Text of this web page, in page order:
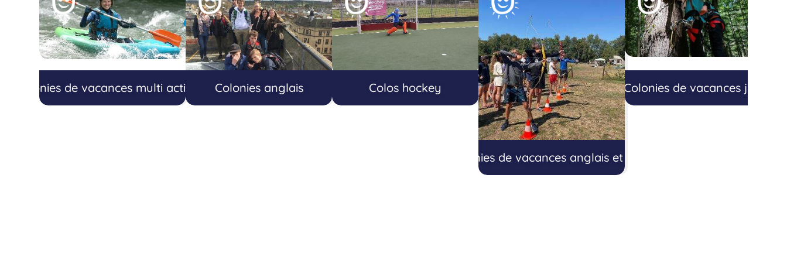
Colonies de vacances multi activités Colonies anglais Colos hockey
Colonies de vacances anglais et sport
Colonies de vacances juillet